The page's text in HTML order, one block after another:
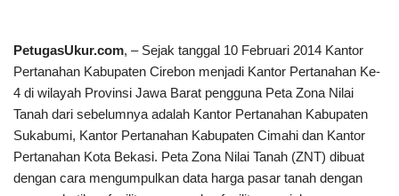
PetugasUkur.com, – Sejak tanggal 10 Februari 2014 Kantor
Pertanahan Kabupaten Cirebon menjadi Kantor Pertanahan Ke-
4 di wilayah Provinsi Jawa Barat pengguna Peta Zona Nilai
Tanah dari sebelumnya adalah Kantor Pertanahan Kabupaten
Sukabumi, Kantor Pertanahan Kabupaten Cimahi dan Kantor
Pertanahan Kota Bekasi. Peta Zona Nilai Tanah (ZNT) dibuat
dengan cara mengumpulkan data harga pasar tanah dengan